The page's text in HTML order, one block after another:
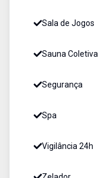
Sala de Jogos
Sauna Coletiva
Segurança
Spa
Vigilância 24h